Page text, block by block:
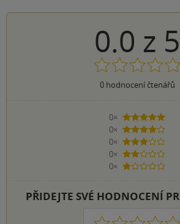
0.0 z 5
0hodnocení čtenářů
0×
5 hvězdiček
0×
4 hvězdičky
0×
3 hvězdičky
0×
2 hvězdičky
0×
1 hvezdička
PŘIDEJTE SVÉ HODNOCENÍ